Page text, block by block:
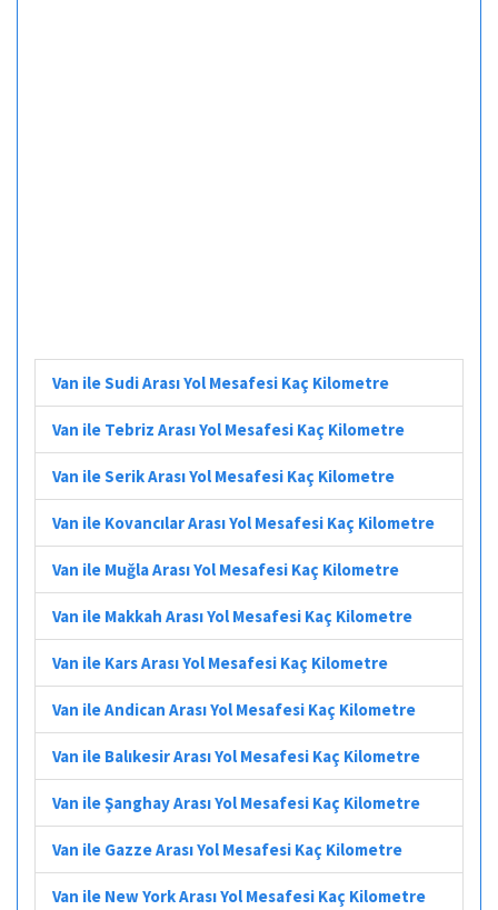
Van ile Sudi Arası Yol Mesafesi Kaç Kilometre
Van ile Tebriz Arası Yol Mesafesi Kaç Kilometre
Van ile Serik Arası Yol Mesafesi Kaç Kilometre
Van ile Kovancılar Arası Yol Mesafesi Kaç Kilometre
Van ile Muğla Arası Yol Mesafesi Kaç Kilometre
Van ile Makkah Arası Yol Mesafesi Kaç Kilometre
Van ile Kars Arası Yol Mesafesi Kaç Kilometre
Van ile Andican Arası Yol Mesafesi Kaç Kilometre
Van ile Balıkesir Arası Yol Mesafesi Kaç Kilometre
Van ile Şanghay Arası Yol Mesafesi Kaç Kilometre
Van ile Gazze Arası Yol Mesafesi Kaç Kilometre
Van ile New York Arası Yol Mesafesi Kaç Kilometre